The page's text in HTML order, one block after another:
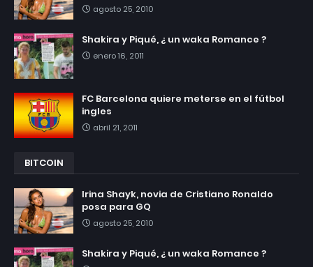
agosto 25, 2010
Shakira y Piqué, ¿ un waka Romance ?
enero 16, 2011
FC Barcelona quiere meterse en el fútbol
ingles
abril 21, 2011
BITCOIN
Irina Shayk, novia de Cristiano Ronaldo
posa para GQ
agosto 25, 2010
Shakira y Piqué, ¿ un waka Romance ?